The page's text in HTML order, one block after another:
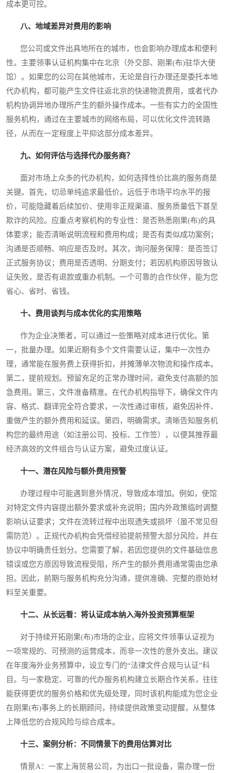
成本更可控。
八、地域差异对费用的影响
您公司或文件出具地所在的城市，也会影响办理成本和便利
性。主要领事认证机构集中在北京（外交部、刚果(布)驻华大使
馆）。如果您的公司在其他城市，无论是自行办理还是委托本地
代办机构，都可能产生文件往返北京的快递物流费用，或者代办
机构协调异地办理所产生的额外操作成本。一些有实力的全国性
服务机构，通过在主要城市的网络布局，可以优化文件流转路
径，从而在一定程度上平抑这部分成本差异。
九、如何评估与选择代办服务商？
面对市场上众多的代办机构，如何选择性价比高的服务商是
关键。首先，切忌单纯追求最低价。远低于市场平均水平的报
价，可能隐藏着后续加价、使用非正规渠道、服务质量低下甚至
欺诈的风险。应重点考察机构的专业性：是否熟悉刚果(布)的具
体要求；能否清晰说明流程和费用构成；是否有类似成功案例；
沟通是否顺畅、响应是否及时。其次，询问服务保障：是否签订
正式服务协议；费用是否透明、分期支付；若因机构原因导致认
证失败，是否有退款或重办机制。一个可靠的合作伙伴，能为您
省心、省时、省钱。
十、费用谈判与成本优化的实用策略
作为企业决策者，可以通过一些策略对成本进行优化。第
一，批量办理。如果近期有多个文件需要认证，集中一次性办
理，通常能在服务费上获得折扣，并摊薄单次物流和操作成本。
第二，提前规划。预留充足的正常办理时间，避免支付高额的加
急费用。第三，文件准备精准。在代办机构指导下，确保文件内
容、格式、翻译完全符合要求，一次性通过审核，避免因补件、
重做产生的额外费用和延误。第四，明确需求。清晰告知服务机
构您的最终用途（如注册公司、投标、工作签），以便其推荐最
经济高效的文件组合与认证方案，避免过度认证。
十一、潜在风险与额外费用预警
办理过程中可能遇到意外情况，导致成本增加。例如，使馆
对特定文件内容提出额外要求或补充说明；国内外政策临时调整
影响认证要求；文件在流转过程中出现遗失或损坏（虽不常见但
需防范）。正规代办机构会凭借经验提前预警大部分风险，并在
协议中明确责任划分。您需要了解，若因您提供的文件基础信息
错误或您方原因导致流程受阻，所产生的额外费用通常需由您承
担。因此，前期与服务机构充分沟通，提供准确、完整的原始材
料至关重要。
十二、从长远看：将认证成本纳入海外投资预算框架
对于持续开拓刚果(布)市场的企业，应将文件领事认证视为
一项常规的、可预测的运营成本，而非一次性的意外支出。建议
在年度海外业务预算中，设立专门的“法律文件合规与认证”科
目。与一家稳定、可靠的代办服务机构建立长期合作关系，往往
能获得更优的服务价格和优先级处理，同时该机构能成为您企业
在刚果(布)事务上的长期顾问，持续提供政策变动提醒，从整体
上降低您的合规风险与综合成本。
十三、案例分析：不同情景下的费用估算对比
情景A：一家上海贸易公司，为出口一批设备，需办理一份